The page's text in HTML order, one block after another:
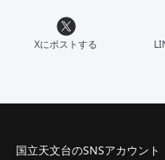
Xにポストする
国立天文台のSNSアカウント